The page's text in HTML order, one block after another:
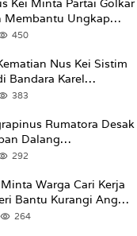
Kei Minta Partai Golkar
Membantu Ungkap
450
Nus Kei Sistim
Bandara Karel
Langgur
383
Rumatora Desak
Dalang
Siap Bawa Kasus ke
292
Warga Cari Kerja
Bantu Kurangi Angka
264